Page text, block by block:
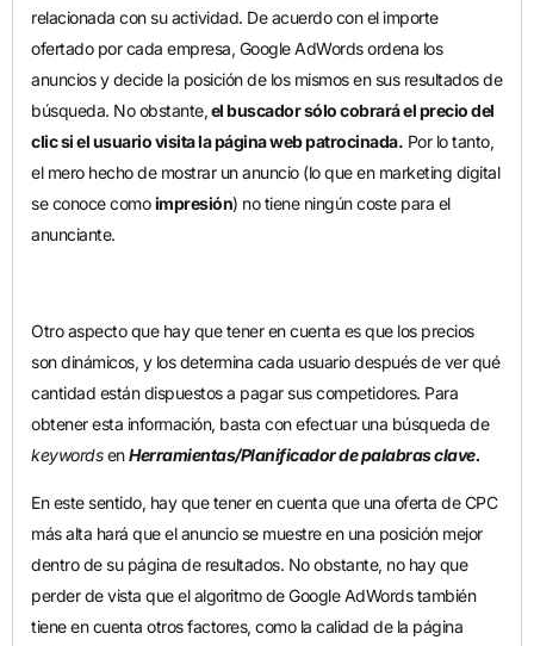
relacionada con su actividad. De acuerdo con el importe
ofertado por cada empresa, Google AdWords ordena los
anuncios y decide la posición de los mismos en sus resultados de
búsqueda. No obstante,el buscador sólo cobrará el precio del
clic si el usuario visita la página web patrocinada. Por lo tanto,
el mero hecho de mostrar un anuncio (lo que en marketing digital
se conoce comoimpresión) no tiene ningún coste para el
anunciante.
Otro aspecto que hay que tener en cuenta es que los precios
son dinámicos, y los determina cada usuario después de ver qué
cantidad están dispuestos a pagar sus competidores. Para
obtener esta información, basta con efectuar una búsqueda de
keywordsenHerramientas/Planificador de palabras clave.
En este sentido, hay que tener en cuenta que una oferta de CPC
más alta hará que el anuncio se muestre en una posición mejor
dentro de su página de resultados. No obstante, no hay que
perder de vista que el algoritmo de Google AdWords también
tiene en cuenta otros factores, como la calidad de la página